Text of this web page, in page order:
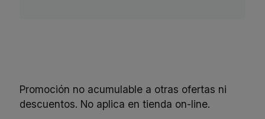
Promoción no acumulable a otras ofertas ni
descuentos. No aplica en tienda on-line.